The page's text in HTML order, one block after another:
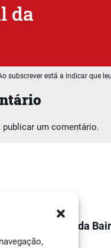
publicar um comentário.
da
subscrever está a indicar que
O Jornal da